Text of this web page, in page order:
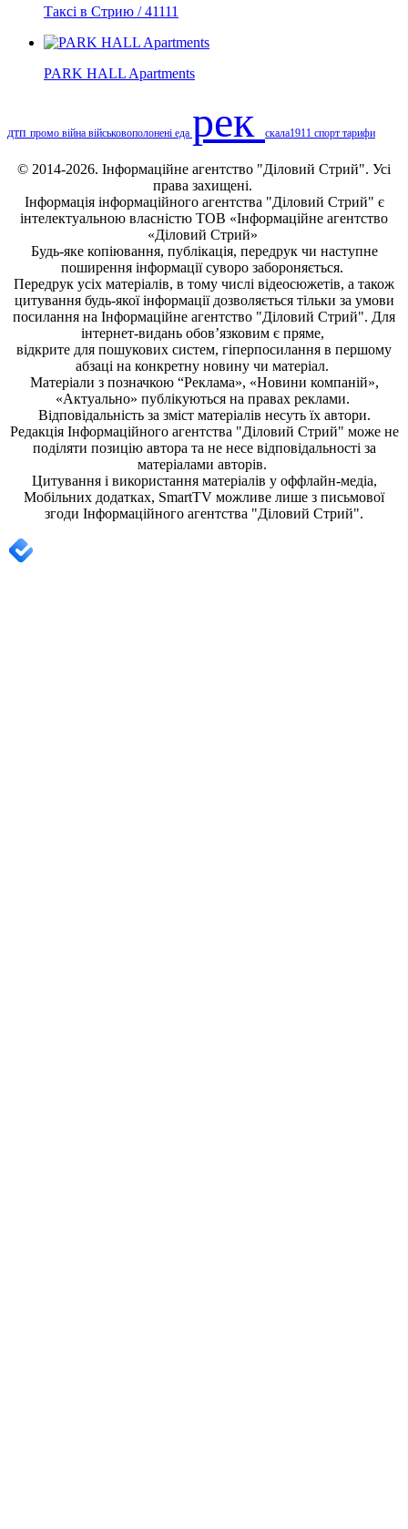
Таксі в Стрию / 41111
PARK HALL Apartments
дтп промо війна військовополонені еда рек скала1911 спорт тарифи
© 2014-2026. Інформаційне агентство "Діловий Стрий". Усі
права захищені.
Інформація інформаційного агентства "Діловий Стрий" є
інтелектуальною власністю ТОВ «Інформаційне агентство
«Діловий Стрий»
Будь-яке копiювання, публiкацiя, передрук чи наступне
поширення iнформацiї суворо забороняється.
Передрук усіх матеріалів, в тому числі відеосюжетів, а також
цитування будь-якої інформації дозволяється тільки за умови
посилання на Інформаційне агентство "Діловий Стрий". Для
інтернет-видань обов’язковим є пряме,
відкрите для пошукових систем, гіперпосилання в першому
абзаці на конкретну новину чи матеріал.
Матеріали з позначкою “Реклама», «Новини компаній»,
«Актуально» публікуються на правах реклами.
Відповідальність за зміст матеріалів несуть їх автори.
Редакція Інформаційного агентства "Діловий Стрий" може не
поділяти позицію автора та не несе відповідальності за
матеріалами авторів.
Цитування і використання матеріалів у оффлайн-медіа,
Мобільних додатках, SmartTV можливе лише з письмової
згоди Інформаційного агентства "Діловий Стрий".